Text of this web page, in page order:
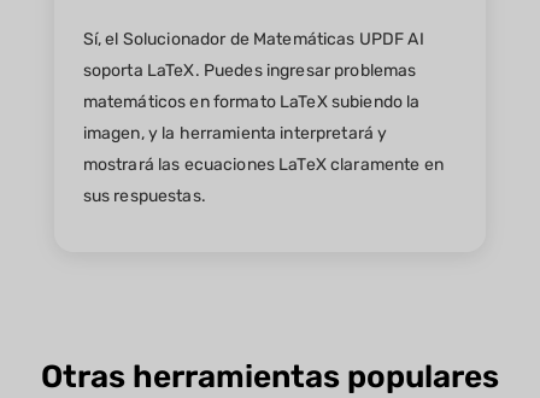
Sí, el Solucionador de Matemáticas UPDF AI
soporta LaTeX. Puedes ingresar problemas
matemáticos en formato LaTeX subiendo la
imagen, y la herramienta interpretará y
mostrará las ecuaciones LaTeX claramente en
sus respuestas.
Otras herramientas populares